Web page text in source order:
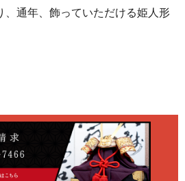
、通年、飾っていただける姫人形